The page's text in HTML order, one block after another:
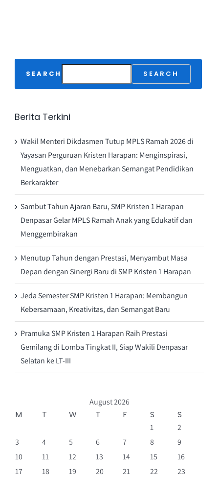
SEARCH SEARCH
Berita Terkini
Wakil Menteri Dikdasmen Tutup MPLS Ramah 2026 di
Yayasan Perguruan Kristen Harapan: Menginspirasi,
Menguatkan, dan Menebarkan Semangat Pendidikan
Berkarakter
Sambut Tahun Ajaran Baru, SMP Kristen 1 Harapan
Denpasar Gelar MPLS Ramah Anak yang Edukatif dan
Menggembirakan
Menutup Tahun dengan Prestasi, Menyambut Masa
Depan dengan Sinergi Baru di SMP Kristen 1 Harapan
Jeda Semester SMP Kristen 1 Harapan: Membangun
Kebersamaan, Kreativitas, dan Semangat Baru
Pramuka SMP Kristen 1 Harapan Raih Prestasi
Gemilang di Lomba Tingkat II, Siap Wakili Denpasar
Selatan ke LT-III
August 2026
M T W T F S S
1
2
3
4 5 6 7 8
9
10
11 12 13 14 15
16
17
18 19 20 21 22
23